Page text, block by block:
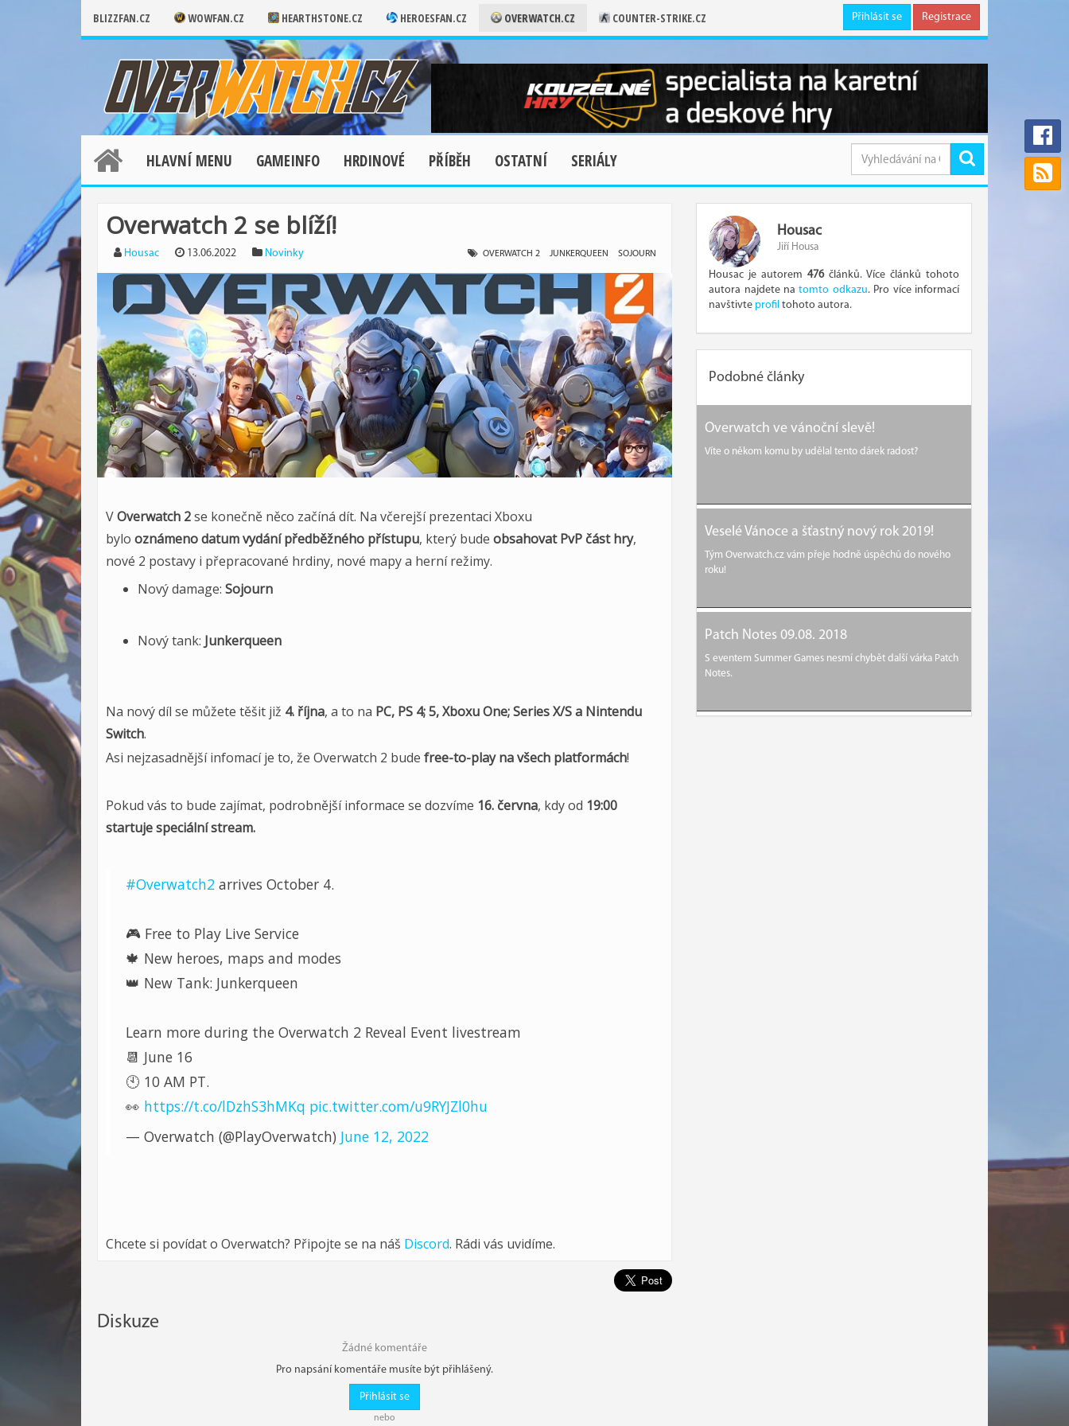
BLIZZFAN.CZ WOWFAN.CZ HEARTHSTONE.CZ HEROESFAN.CZ OVERWATCH.CZ COUNTER-STRIKE.CZ Přihlásit se Registrace
HLAVNÍ MENU GAMEINFO HRDINOVÉ PŘÍBĚH OSTATNÍ SERIÁLY
Overwatch 2 se blíží!
Housac 13.06.2022 Novinky OVERWATCH 2 JUNKERQUEEN SOJOURN
VOverwatch 2se konečně něco začíná dít. Na včerejší prezentaci Xboxu
bylo oznámeno datum vydání předběžného přístupu, který bude obsahovat PvP část hry,
nové 2 postavy i přepracované hrdiny, nové mapy a herní režimy.
Nový damage: Sojourn
Nový tank: Junkerqueen
Na nový díl se můžete těšit již 4. října, a to na PC, PS 4; 5, Xboxu One; Series X/S a Nintendu
Switch.
Asi nejzasadnější infomací je to, že Overwatch 2 bude free-to-play na všech platformách!
Pokud vás to bude zajímat, podrobnější informace se dozvíme 16. června, kdy od 19:00
startuje speciální stream.
#Overwatch2 arrives October 4.
🎮 Free to Play Live Service
🍁 New heroes, maps and modes
👑 New Tank: Junkerqueen
Learn more during the Overwatch 2 Reveal Event livestream
📆 June 16
🕙 10 AM PT.
👀 https://t.co/lDzhS3hMKq pic.twitter.com/u9RYJZl0hu
— Overwatch (@PlayOverwatch) June 12, 2022
Chcete si povídat o Overwatch? Připojte se na náš Discord. Rádi vás uvidíme.
Housac
Jiří Housa
Housac je autorem476článků. Více článků tohoto
autora najdete natomto odkazu. Pro více informací
navštivte profil tohoto autora.
Podobné články
Overwatch ve vánoční slevě!
Víte o někom komu by udělal tento dárek radost?
Veselé Vánoce a šťastný nový rok 2019!
Tým Overwatch.cz vám přeje hodně úspěchů do nového
roku!
Patch Notes 09.08. 2018
S eventem Summer Games nesmí chybět další várka Patch
Notes.
Diskuze
Žádné komentáře
Pro napsání komentáře musíte být přihlášený.
Přihlásit se
nebo